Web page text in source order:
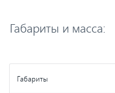
Габариты и масса:
Габариты